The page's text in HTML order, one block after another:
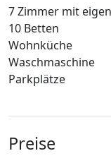
7 Zimmer mit
10 Betten
Wohnküche
Waschmaschine
Parkplätze
Preise